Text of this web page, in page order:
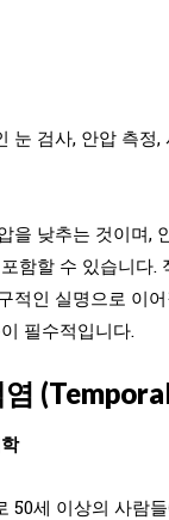
눈 검사, 안압 측정,
을 낮추는 것이며,
함할 수 있습니다.
적인 실명으로 이
필수적입니다.
염
50세 이상의 사람